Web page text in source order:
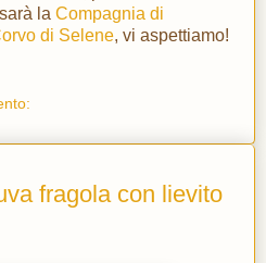
la Compagnia di
di Selene, vi aspettiamo!
fragola con lievito